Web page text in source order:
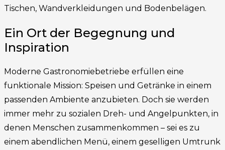
Tischen, Wandverkleidungen und Bodenbelägen.
Ein Ort der Begegnung und
Inspiration
Moderne Gastronomiebetriebe erfüllen eine
funktionale Mission: Speisen und Getränke in einem
passenden Ambiente anzubieten. Doch sie werden
immer mehr zu sozialen Dreh- und Angelpunkten, in
denen Menschen zusammenkommen – sei es zu
einem abendlichen Menü, einem geselligen Umtrunk